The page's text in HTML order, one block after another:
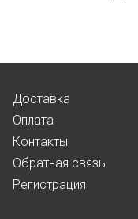
Доставка
Оплата
Контакты
Обратная связь
Регистрация